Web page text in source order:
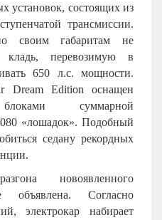
установок, состоящих из
трансмиссии.
своим габаритам не
перевозимую в
650 л.с. мощности.
Dream Edition оснащен
суммарной
«лошадок». Подобный
седану рекордных
новоявленного
Согласно
электрокар набирает